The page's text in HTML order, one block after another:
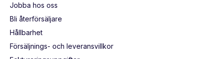
Jobba hos oss
Bli återförsäljare
Hållbarhet
Försäljnings- och leveransvillkor